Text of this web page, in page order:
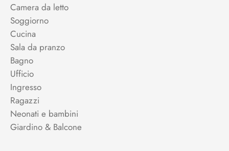
Camera da letto
Soggiorno
Cucina
Sala da pranzo
Bagno
Ufficio
Ingresso
Ragazzi
Neonati e bambini
Giardino & Balcone